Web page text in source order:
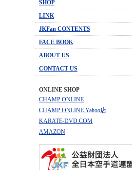
SHOP
LINK
JKFan CONTENTS
FACE BOOK
ABOUT US
CONTACT US
ONLINE SHOP
CHAMP ONLINE
CHAMP ONLINE Yahoo店
KARATE-DVD.COM
AMAZON